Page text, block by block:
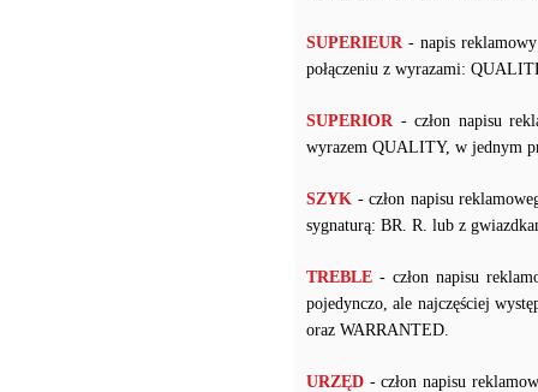
SUPERIEUR- napis
połączeniu z wyrazami:
SUPERIOR- człon napisu
wyrazem QUALITY, w jednym
SZYK - człon napisu
sygnaturą: BR. R. lub z
TREBLE - człon napisu
pojedynczo, ale najczęściej
oraz WARRANTED.
URZĘD - człon napisu